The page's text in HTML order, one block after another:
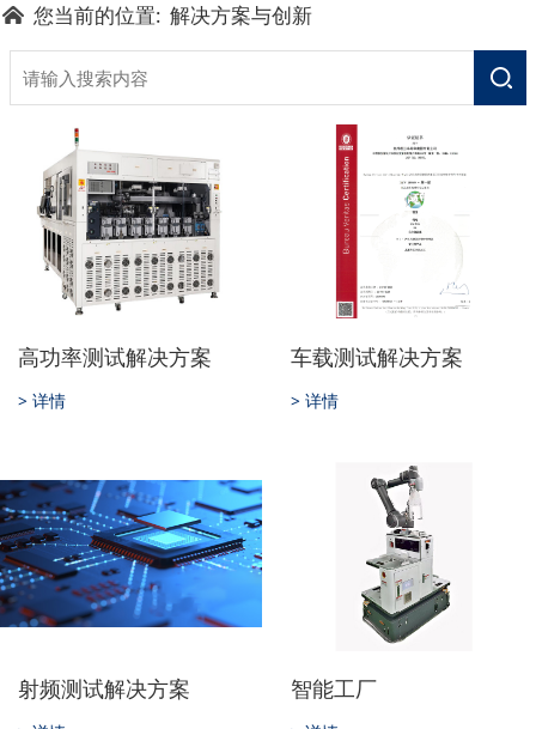
您当前的位置:解决方案与创新
高功率测试解决方案
> 详情
车载测试解决方案
> 详情
射频测试解决方案 智能工厂